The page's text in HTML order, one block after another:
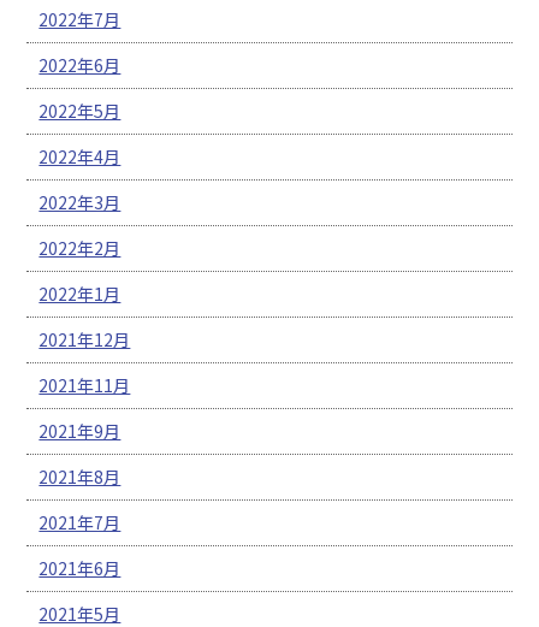
2022年7月
2022年6月
2022年5月
2022年4月
2022年3月
2022年2月
2022年1月
2021年12月
2021年11月
2021年9月
2021年8月
2021年7月
2021年6月
2021年5月